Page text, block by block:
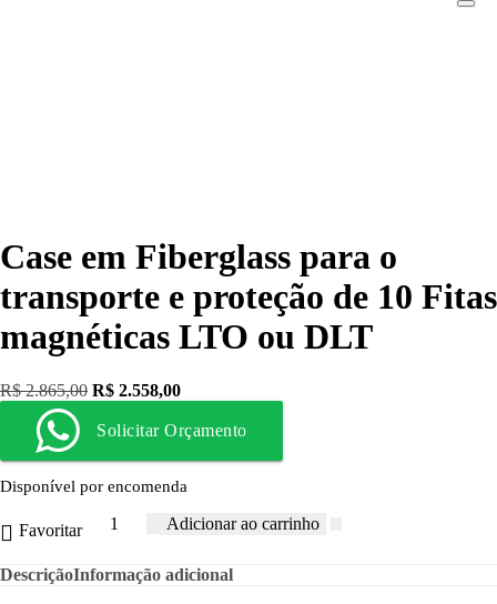
Case em Fiberglass para o
transporte e proteção de 10 Fitas
magnéticas LTO ou DLT
R$2.865,00 R$ 2.558,00
Solicitar Orçamento
Disponível por encomenda
Adicionar ao carrinho
Favoritar
DescriçãoInformação adicional